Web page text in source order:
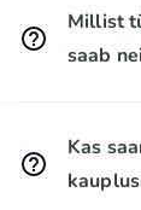
ühendust
Millist
saab
kauplustes;
Kas